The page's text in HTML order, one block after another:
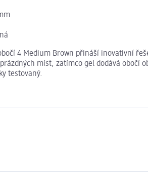
obočí 4 Medium Brown přináší
míst, zatímco gel dodává
testovaný.